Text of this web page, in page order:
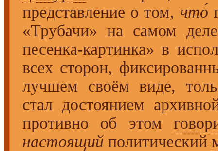
представление о том, что́
«Трубачи» на самом
песенка-картинка» в
всех сторон,
лучшем своём виде,
стал достоянием
противно об этом
настоящий политический